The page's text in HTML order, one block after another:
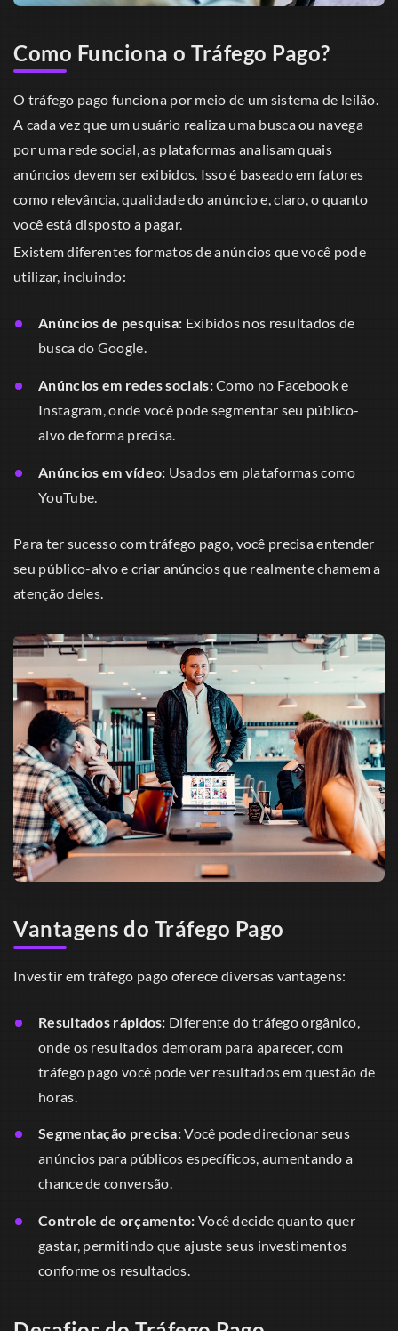
Como Funciona o Tráfego Pago?
O tráfego pago funciona por meio de um sistema de leilão.
A cada vez que um usuário realiza uma busca ou navega
por uma rede social, as plataformas analisam quais
anúncios devem ser exibidos. Isso é baseado em fatores
como relevância, qualidade do anúncio e, claro, o quanto
você está disposto a pagar.
Existem diferentes formatos de anúncios que você pode
utilizar, incluindo:
Anúncios de pesquisa: Exibidos nos resultados de
busca do Google.
Anúncios em redes sociais:Como no Facebook e
Instagram, onde você pode segmentar seu público-
alvo de forma precisa.
Anúncios em vídeo: Usados em plataformas como
YouTube.
Para ter sucesso com tráfego pago, você precisa entender
seu público-alvo e criar anúncios que realmente chamem a
atenção deles.
Vantagens do Tráfego Pago
Investir em tráfego pago oferece diversas vantagens:
Resultados rápidos: Diferente do tráfego orgânico,
onde os resultados demoram para aparecer, com
tráfego pago você pode ver resultados em questão de
horas.
Segmentação precisa:Você pode direcionar seus
anúncios para públicos específicos, aumentando a
chance de conversão.
Controle de orçamento: Você decide quanto quer
gastar, permitindo que ajuste seus investimentos
conforme os resultados.